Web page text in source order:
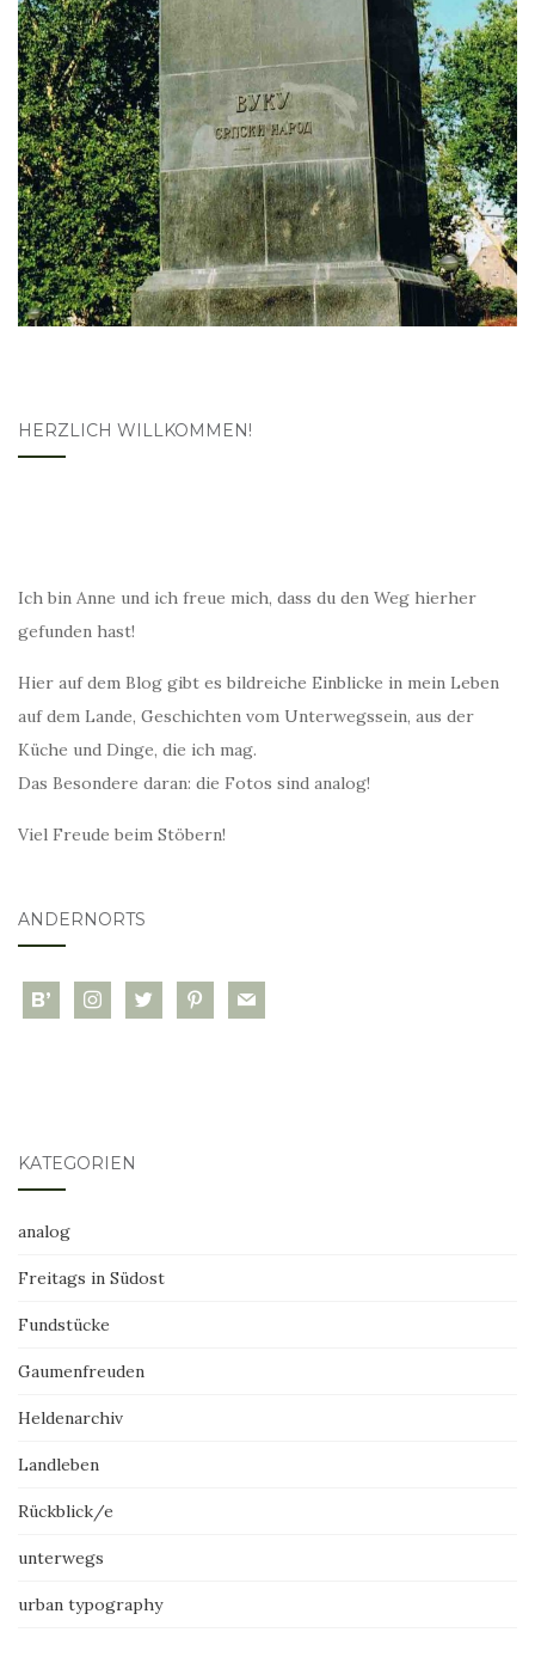
HERZLICH WILLKOMMEN!
Ich bin Anne und ich freue mich, dass du den Weg hierher
gefunden hast!
Hier auf dem Blog gibt es bildreiche Einblicke in mein Leben
auf dem Lande, Geschichten vom Unterwegssein, aus der
Küche und Dinge, die ich mag.
Das Besondere daran: die Fotos sind analog!
Viel Freude beim Stöbern!
ANDERNORTS
bloglovininstagramtwitter pinterest
mail
KATEGORIEN
analog
Freitags in Südost
Fundstücke
Gaumenfreuden
Heldenarchiv
Landleben
Rückblick/e
unterwegs
urban typography